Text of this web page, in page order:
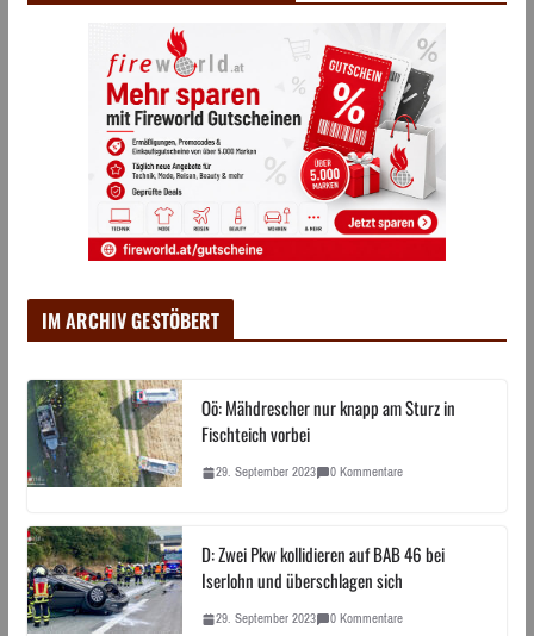
IM ARCHIV GESTÖBERT
Oö: Mähdrescher nur knapp am Sturz in
Fischteich vorbei
29. September 2023 0 Kommentare
D: Zwei Pkw kollidieren auf BAB 46 bei
Iserlohn und überschlagen sich
29. September 2023 0 Kommentare